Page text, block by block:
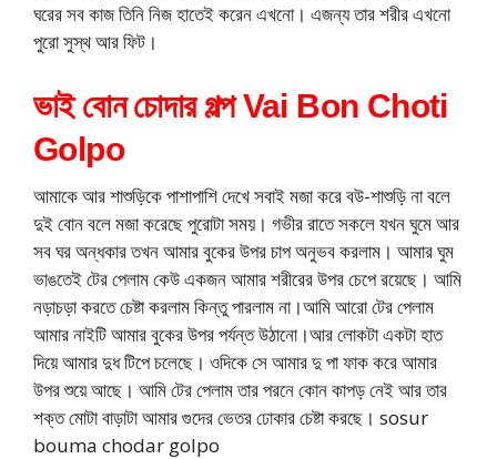
ঘরের সব কাজ তিনি নিজ হাতেই করেন এখনো। এজন্য তার শরীর এখনো
পুরো সুস্থ আর ফিট।
ভাই বোন চোদার গল্প Vai Bon Choti
Golpo
আমাকে আর শাশুড়িকে পাশাপাশি দেখে সবাই মজা করে বউ-শাশুড়ি না বলে
দুই বোন বলে মজা করেছে পুরোটা সময়। গভীর রাতে সকলে যখন ঘুমে আর
সব ঘর অন্ধকার তখন আমার বুকের উপর চাপ অনুভব করলাম। আমার ঘুম
ভাঙতেই টের পেলাম কেউ একজন আমার শরীরের উপর চেপে রয়েছে। আমি
নড়াচড়া করতে চেষ্টা করলাম কিন্তু পারলাম না।আমি আরো টের পেলাম
আমার নাইটি আমার বুকের উপর পর্যন্ত উঠানো।আর লোকটা একটা হাত
দিয়ে আমার দুধ টিপে চলেছে। ওদিকে সে আমার দু পা ফাক করে আমার
উপর শুয়ে আছে। আমি টের পেলাম তার পরনে কোন কাপড় নেই আর তার
শক্ত মোটা বাড়াটা আমার গুদের ভেতর ঢোকার চেষ্টা করছে। sosur
bouma chodar golpo